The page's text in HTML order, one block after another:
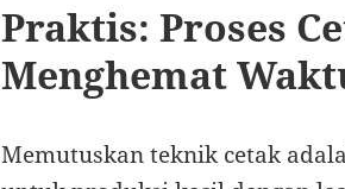
Praktis: Proses
Menghemat
Memutuskan teknik cetak